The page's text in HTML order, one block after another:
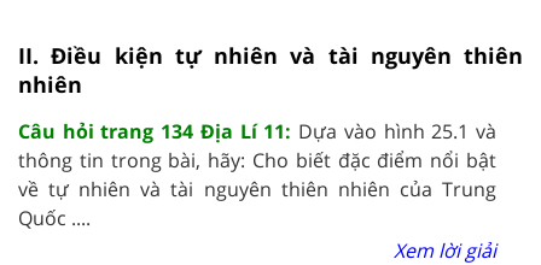
II. Điều kiện tự nhiên và tài nguyên thiên
nhiên
Câu hỏi trang 134 Địa Lí 11: Dựa vào hình 25.1 và
thông tin trong bài, hãy: Cho biết đặc điểm nổi bật
về tự nhiên và tài nguyên thiên nhiên của Trung
Quốc ....
Xem lời giải